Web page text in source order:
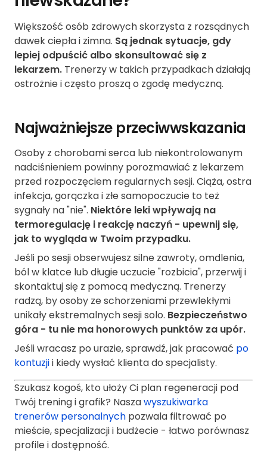
Większość osób zdrowych skorzysta z rozsądnych
dawek ciepła i zimna. Są jednak sytuacje, gdy
lepiej odpuścić albo skonsultować się z
lekarzem. Trenerzy w takich przypadkach działają
ostrożnie i często proszą o zgodę medyczną.
Najważniejsze przeciwwskazania
Osoby z chorobami serca lub niekontrolowanym
nadciśnieniem powinny porozmawiać z lekarzem
przed rozpoczęciem regularnych sesji. Ciąża, ostra
infekcja, gorączka i złe samopoczucie to też
sygnały na "nie". Niektóre leki wpływają na
termoregulację i reakcję naczyń - upewnij się,
jak to wygląda w Twoim przypadku.
Jeśli po sesji obserwujesz silne zawroty, omdlenia,
ból w klatce lub długie uczucie "rozbicia", przerwij i
skontaktuj się z pomocą medyczną. Trenerzy
radzą, by osoby ze schorzeniami przewlekłymi
unikały ekstremalnych sesji solo. Bezpieczeństwo
góra - tu nie ma honorowych punktów za upór.
Jeśli wracasz po urazie, sprawdź, jak pracować po
kontuzjii kiedy wysłać klienta do specjalisty.
Szukasz kogoś, kto ułoży Ci plan regeneracji pod
Twój trening i grafik? Naszawyszukiwarka
trenerów personalnych pozwala filtrować po
mieście, specjalizacji i budżecie - łatwo porównasz
profile i dostępność.